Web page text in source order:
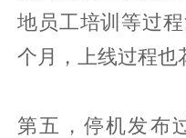
地员工培训等过
个月，上线过程也
第五，停机发布